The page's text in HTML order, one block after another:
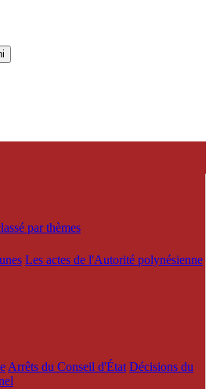
par thèmes
Les actes de l'Autorité polynésienne
Arrêts du Conseil d'État Décisions du